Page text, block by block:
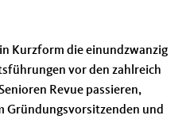
Kurzform die einundzwanzig
vor den zahlreich
Revue passieren,
Gründungsvorsitzenden und